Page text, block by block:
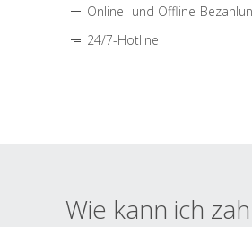
Online- und Offline-
24/7-Hotline
Wie kann ich